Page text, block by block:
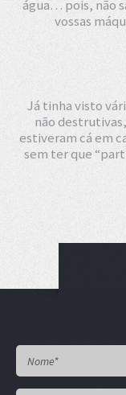
água… pois, não
vossas
Já tinha visto
não
estiveram cá em
sem ter que